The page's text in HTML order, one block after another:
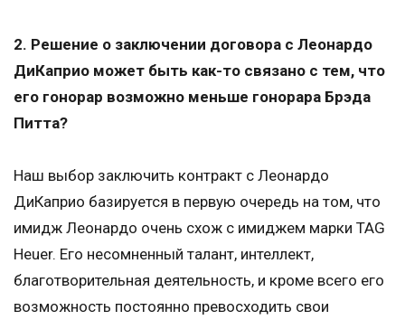
2. Решение о заключении договора с Леонардо
ДиКаприо может быть как-то связано с тем, что
его гонорар возможно меньше гонорара Брэда
Питта?
Наш выбор заключить контракт с Леонардо
ДиКаприо базируется в первую очередь на том, что
имидж Леонардо очень схож с имиджем марки TAG
Heuer. Его несомненный талант, интеллект,
благотворительная деятельность, и кроме всего его
возможность постоянно превосходить свои